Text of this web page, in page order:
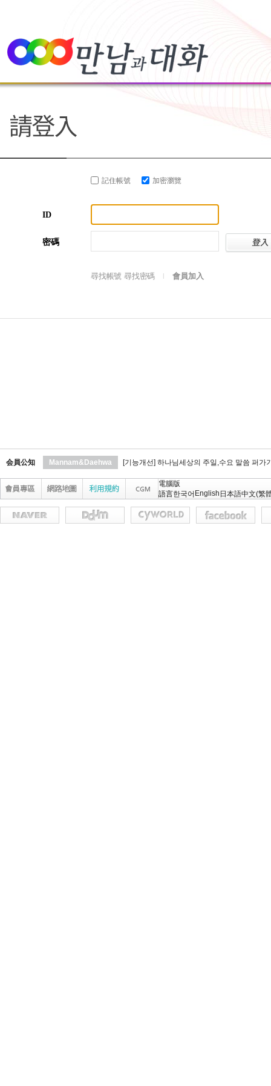
記住帳號 加密瀏覽
ID
密碼
尋找帳號 尋找密碼 會員加入
会員公知 Mannam&Daehwa [기능개선] 하나님세상의 주일,수요 말씀 퍼가
電腦版
語言한국어 English 日本語中文(繁